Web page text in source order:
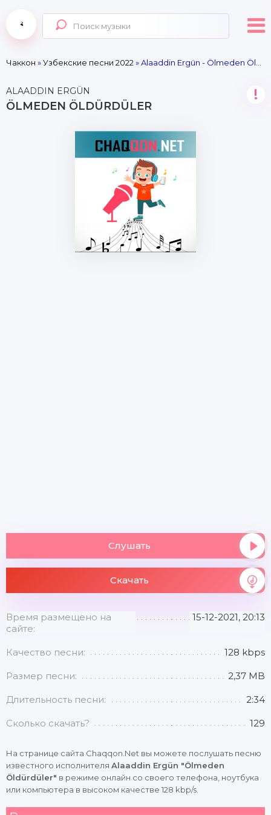
Чаккон »Узбекские песни 2022 » Alaaddin Ergün - Ölmeden Öldürdüler
ALAADDIN ERGÜN
ÖLMEDEN ÖLDÜRDÜLER
!
Слушать
Скачать
Время размещено на
сайте:
15-12-2021, 20:13
Качество песни: 128 kbps
Размер песни: 2,37 MB
Длительность песни: 2:34
Сколько скачать? 129
На странице сайта Chaqqon.Net вы можете послушать песню
известного исполнителя Alaaddin Ergün "Ölmeden
Öldürdüler" в режиме онлайн со своего телефона, ноутбука
или компьютера в высоком качестве 128 kbp/s.